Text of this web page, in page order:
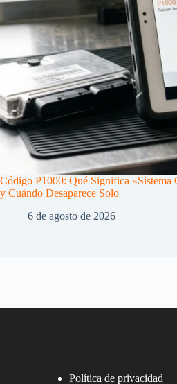
Código P1000: Qué Significa «Sistema
y Cuándo Desaparece Solo
6 de agosto de 2026
Política de privacidad